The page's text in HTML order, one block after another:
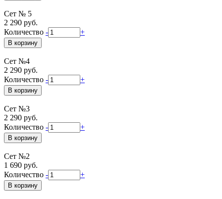
Сет № 5
2 290 руб.
Количество - +
Сет №4
2 290 руб.
Количество - +
Сет №3
2 290 руб.
Количество - +
Сет №2
1 690 руб.
Количество - +